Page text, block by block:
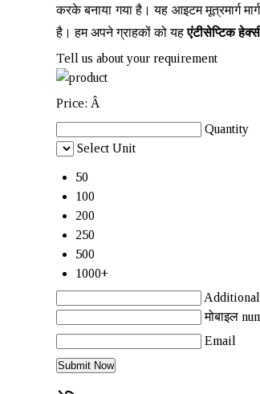
करके बनाया गया है। यह आइटममूत्रमार्ग
है। हम अपने ग्राहकों को यहएंटीसेप्टिक
Tell us about your requirement
Price: Â
Quantity
Select Unit
50
100
200
250
500
1000+
मोबाइल
Email